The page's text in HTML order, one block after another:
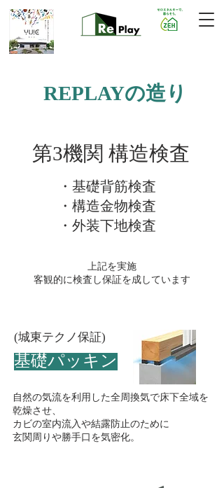
REPLAYの造り
上記を実施
​客観的に検査し保証を成しています
・基礎背筋検査
・構造金物検査
​・外装下地検査
​第3機関 構造検査
​(城東テクノ保証)
​基礎パッキン
自然の気流を利用した全周換気で床下全域を
乾燥させ、
カビの室内流入や結露防止のために
玄関周りや勝手口を気密化。